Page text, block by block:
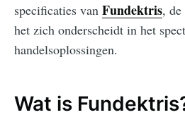
specificaties van Fundektris,
het zich onderscheidt in het
handelsoplossingen.
Wat is